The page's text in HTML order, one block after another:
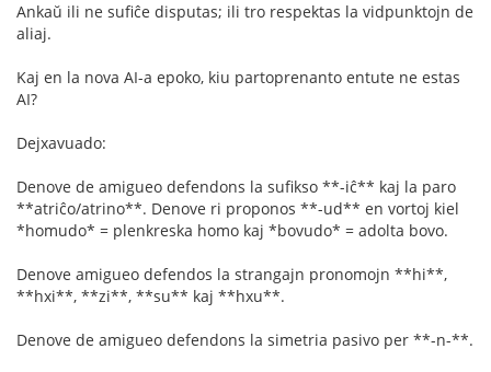
Ankaŭ ili ne sufiĉe disputas; ili tro respektas la vidpunktojn de
aliaj.
Kaj en la nova AI-a epoko, kiu partoprenanto entute ne estas
AI?
Dejxavuado:
Denove de amigueo defendons la sufikso **-iĉ** kaj la paro
**atriĉo/atrino**. Denove ri proponos **-ud** en vortoj kiel
*homudo* = plenkreska homo kaj *bovudo* = adolta bovo.
Denove amigueo defendos la strangajn pronomojn **hi**,
**hxi**, **zi**, **su** kaj **hxu**.
Denove de amigueo defendons la simetria pasivo per **-n-**.